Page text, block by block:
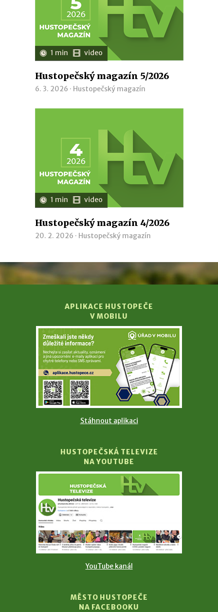
1 min video
Hustopečský magazín 5/2026
6. 3. 2026 · Hustopečský magazín
1 min video
Hustopečský magazín 4/2026
20. 2. 2026 · Hustopečský magazín
APLIKACE HUSTOPEČE
V MOBILU
Stáhnout aplikaci
HUSTOPEČSKÁ TELEVIZE
NA YOUTUBE
YouTube kanál
MĚSTO HUSTOPEČE
NA FACEBOOKU